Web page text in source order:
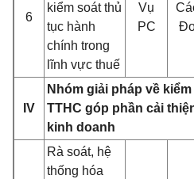
6
kiểm soát thủ
tục hành
chính trong
lĩnh vực thuế
Vụ
PC
IV
Nhóm giải pháp về
TTHC góp phần cải
kinh doanh
Rà soát, hệ
thống hóa